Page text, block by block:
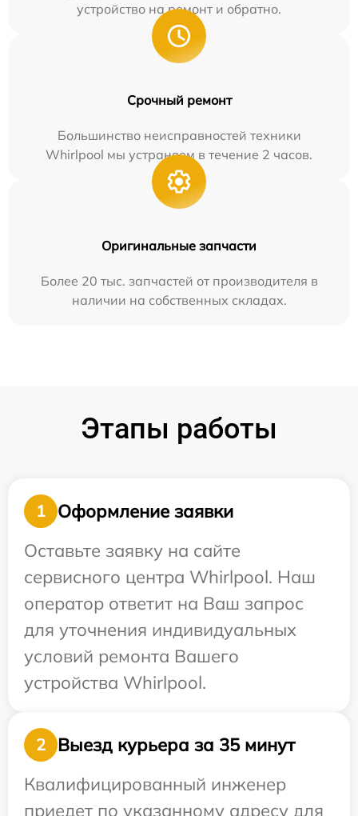
устройство на ремонт и обратно.
Срочный ремонт
Большинство неисправностей техники
Whirlpool мы устраняем в течение 2 часов.
Оригинальные запчасти
Более 20 тыс. запчастей от производителя в
наличии на собственных складах.
Этапы работы
1
Оформление заявки
Оставьте заявку на сайте
сервисного центра Whirlpool. Наш
оператор ответит на Ваш запрос
для уточнения индивидуальных
условий ремонта Вашего
устройства Whirlpool.
2
Выезд курьера за 35 минут
Квалифицированный инженер
приедет по указанному адресу для